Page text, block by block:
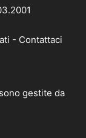
- Contattaci
gestite da